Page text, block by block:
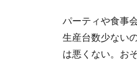
パーティや食事
生産台数少ない
は悪くない。お